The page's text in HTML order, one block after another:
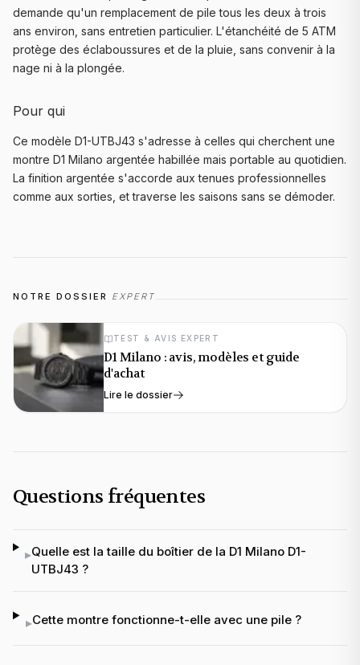
demande qu'un remplacement de pile tous les deux à trois
ans environ, sans entretien particulier. L'étanchéité de 5 ATM
protège des éclaboussures et de la pluie, sans convenir à la
nage ni à la plongée.
Pour qui
Ce modèle D1-UTBJ43 s'adresse à celles qui cherchent une
montre D1 Milano argentée habillée mais portable au quotidien.
La finition argentée s'accorde aux tenues professionnelles
comme aux sorties, et traverse les saisons sans se démoder.
NOTRE DOSSIER EXPERT
TEST & AVIS EXPERT
D1 Milano : avis, modèles et guide
d'achat
Lire le dossier
Questions fréquentes
▸Quelle est la taille du boîtier de la D1 Milano D1-
UTBJ43 ?
▸Cette montre fonctionne-t-elle avec une pile ?